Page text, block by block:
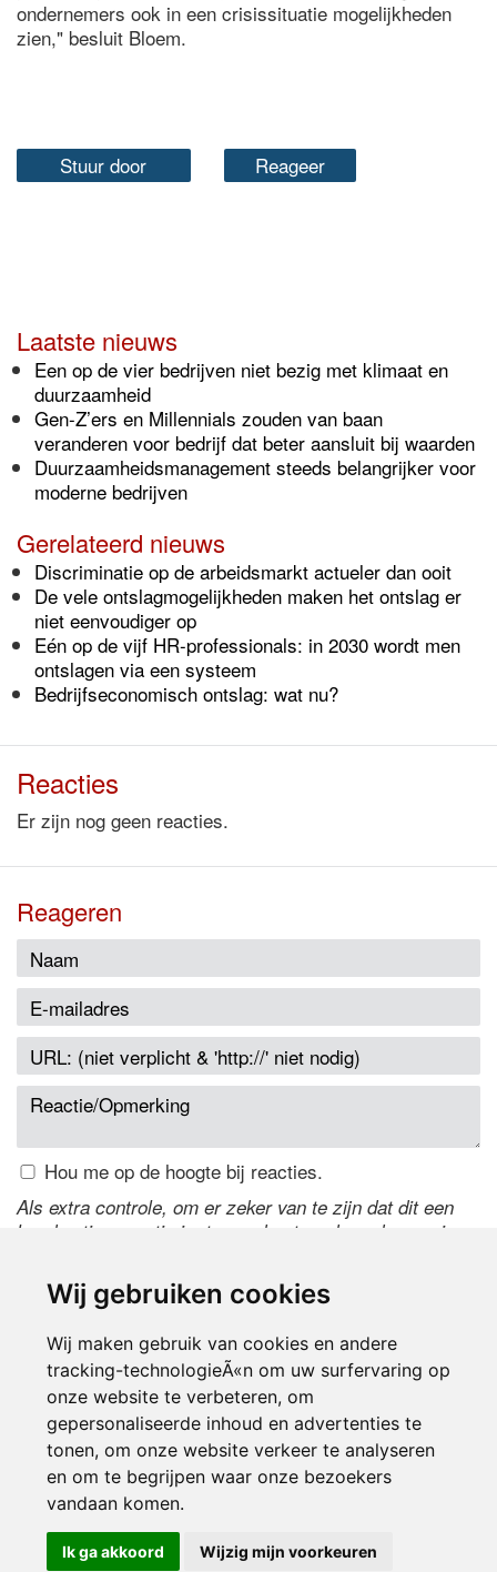
Wij gebruiken cookies
Wij maken gebruik van cookies en andere
tracking-technologieÃ«n om uw surfervaring op
onze website te verbeteren, om
gepersonaliseerde inhoud en advertenties te
tonen, om onze website verkeer te analyseren
en om te begrijpen waar onze bezoekers
vandaan komen.
Ik ga akkoord Wijzig mijn voorkeuren
ondernemers ook in een crisissituatie mogelijkheden
zien," besluit Bloem.
Stuur door Reageer
Laatste nieuws
Een op de vier bedrijven niet bezig met klimaat en
duurzaamheid
Gen-Z’ers en Millennials zouden van baan
veranderen voor bedrijf dat beter aansluit bij waarden
Duurzaamheidsmanagement steeds belangrijker voor
moderne bedrijven
Gerelateerd nieuws
Discriminatie op de arbeidsmarkt actueler dan ooit
De vele ontslagmogelijkheden maken het ontslag er
niet eenvoudiger op
Eén op de vijf HR-professionals: in 2030 wordt men
ontslagen via een systeem
Bedrijfseconomisch ontslag: wat nu?
Reacties
Er zijn nog geen reacties.
Reageren
Hou me op de hoogte bij reacties.
Als extra controle, om er zeker van te zijn dat dit een
handmatige reactie is, typ onderstaande code over in
de code te wijzigen.
© 2000-2026 UFE Media:Managersonline.nl|Brisk magazine